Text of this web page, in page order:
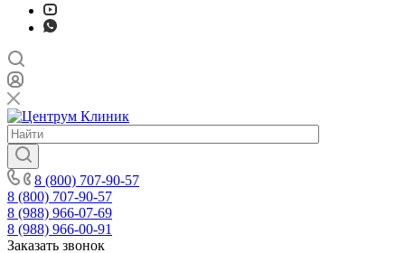
8 (800) 707-90-57
8 (800) 707-90-57
8 (988) 966-07-69
8 (988) 966-00-91
Заказать звонок